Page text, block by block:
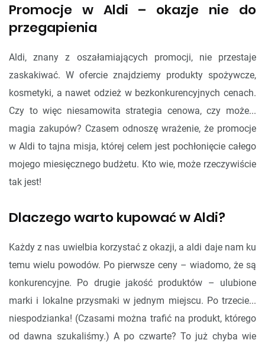
Promocje w Aldi – okazje nie do
przegapienia
Aldi, znany z oszałamiających promocji, nie przestaje
zaskakiwać. W ofercie znajdziemy produkty spożywcze,
kosmetyki, a nawet odzież w bezkonkurencyjnych cenach.
Czy to więc niesamowita strategia cenowa, czy może...
magia zakupów? Czasem odnoszę wrażenie, że promocje
w Aldi to tajna misja, której celem jest pochłonięcie całego
mojego miesięcznego budżetu. Kto wie, może rzeczywiście
tak jest!
Dlaczego warto kupować w Aldi?
Każdy z nas uwielbia korzystać z okazji, a aldi daje nam ku
temu wielu powodów. Po pierwsze ceny – wiadomo, że są
konkurencyjne. Po drugie jakość produktów – ulubione
marki i lokalne przysmaki w jednym miejscu. Po trzecie...
niespodzianka! (Czasami można trafić na produkt, którego
od dawna szukaliśmy.) A po czwarte? To już chyba wie